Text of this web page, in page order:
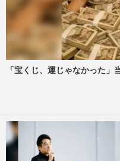
広末涼子
到も「世
ブ“隠居
週刊女性
広末涼
祭』への
「宝くじ、運じゃなかった」